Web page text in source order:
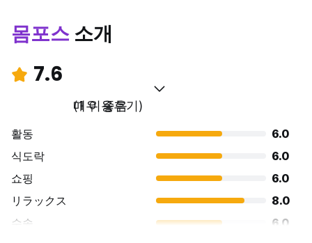
몸포스소개
7.6
매우 좋음
(1 이용후기)
활동
6.0
식도락
6.0
쇼핑
6.0
リラックス
8.0
수송
6.0